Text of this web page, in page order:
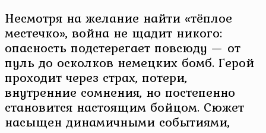
Несмотря на желание найти «тёплое
местечко», война не щадит никого:
опасность подстерегает повсюду — от
пуль до осколков немецких бомб. Герой
проходит через страх, потери,
внутренние сомнения, но постепенно
становится настоящим бойцом. Сюжет
насыщен динамичными событиями,